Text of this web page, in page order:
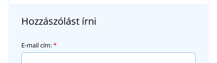
Hozzászólást írni
E-mail cím:*